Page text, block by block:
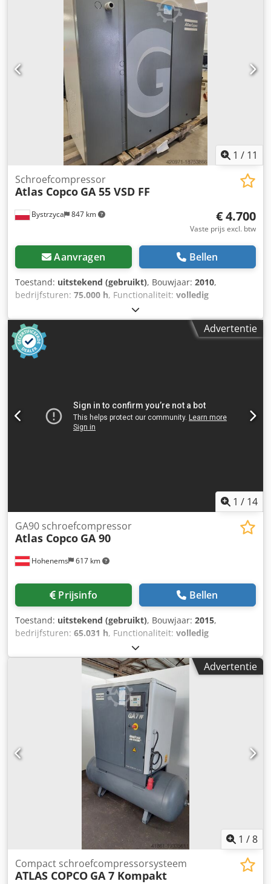
(LUCHT/WATER): lucht OP DRUKVAT: nee DOCUMENTEN:
nee AANSLUITING: 2 1/2 NIEUW/GEBRUIKT: GEBRUIKT
1 / 11
Bystrzyca 847 km
Schroefcompressor
Atlas Copco GA 55 VSD FF
€ 4.700
Vaste prijs excl. btw
Aanvragen Bellen
Toestand: uitstekend (gebruikt), Bouwjaar: 2010,
bedrijfsturen: 75.000 h, Functionaliteit: volledig
, 55 kW compressor met ingebouwde droger en
frequentieregelaar. Zeer goede staat. Na
onderhoudsbeurt. 3 maanden garantie. Cedpfxev Rmmme
Ac Hjrf
Advertentie
1 / 14
Hohenems 617 km
GA90 schroefcompressor
Atlas Copco GA 90
Prijsinfo Bellen
Toestand: uitstekend (gebruikt), Bouwjaar: 2015,
bedrijfsturen: 65.031 h, Functionaliteit: volledig
, Schroefcompressor Atlas Copco GA90 Cedpfx
Aoy A Nwkjc Herf 90 kW 7,5 bar 16,87 m3/min Bouwjaar:
2015 Bedrijfsuren: 65.031
Advertentie
1 /8
Compact schroefcompressorsysteem
ATLAS COPCO GA 7 Kompakt